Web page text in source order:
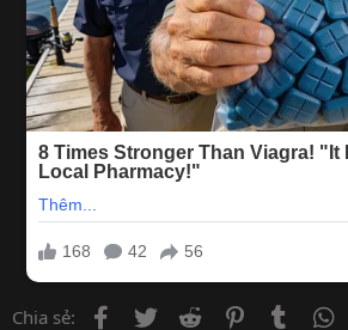
Chia sẻ: Facebook
Twitter Reddit PinterestTumblr